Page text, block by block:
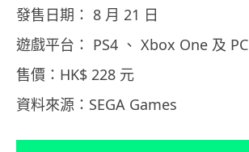
發售日期： 8 月 21 日
遊戲平台： PS4 、 Xbox One 及 PC
售價：HK$ 228 元
資料來源：SEGA Games